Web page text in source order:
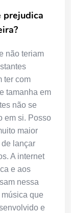
prejudica
não teriam
ter com
tamanha em
não se
em si. Posso
maior
lançar
A internet
e aos
nessa
que
e